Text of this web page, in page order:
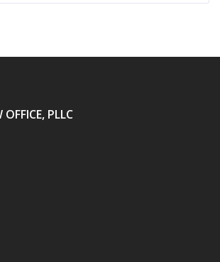
PLLC